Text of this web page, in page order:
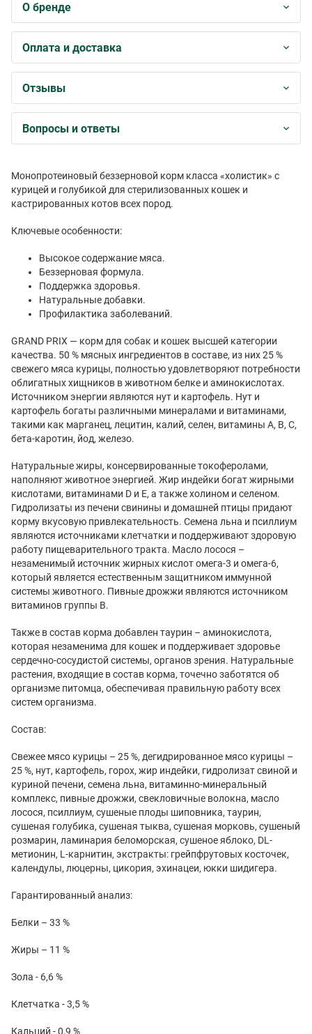
О бренде
Оплата и доставка
Отзывы
Вопросы и ответы
Монопротеиновый беззерновой корм класса «холистик» с
курицей и голубикой для стерилизованных кошек и
кастрированных котов всех пород.
Ключевые особенности:
Высокое содержание мяса.
Беззерновая формула.
Поддержка здоровья.
Натуральные добавки.
Профилактика заболеваний.
GRAND PRIX — корм для собак и кошек высшей категории
качества. 50 % мясных ингредиентов в составе, из них 25 %
свежего мяса курицы, полностью удовлетворяют потребности
облигатных хищников в животном белке и аминокислотах.
Источником энергии являются нут и картофель. Нут и
картофель богаты различными минералами и витаминами,
такими как марганец, лецитин, калий, селен, витамины А, В, С,
бета-каротин, йод, железо.
Натуральные жиры, консервированные токоферолами,
наполняют животное энергией. Жир индейки богат жирными
кислотами, витаминами D и Е, а также холином и селеном.
Гидролизаты из печени свинины и домашней птицы придают
корму вкусовую привлекательность. Семена льна и псиллиум
являются источниками клетчатки и поддерживают здоровую
работу пищеварительного тракта. Масло лосося –
незаменимый источник жирных кислот омега-3 и омега-6,
который является естественным защитником иммунной
системы животного. Пивные дрожжи являются источником
витаминов группы В.
Также в состав корма добавлен таурин – аминокислота,
которая незаменима для кошек и поддерживает здоровье
сердечно-сосудистой системы, органов зрения. Натуральные
растения, входящие в состав корма, точечно заботятся об
организме питомца, обеспечивая правильную работу всех
систем организма.
Состав:
Свежее мясо курицы – 25 %, дегидрированное мясо курицы –
25 %, нут, картофель, горох, жир индейки, гидролизат свиной и
куриной печени, семена льна, витаминно-минеральный
комплекс, пивные дрожжи, свекловичные волокна, масло
лосося, псиллиум, сушеные плоды шиповника, таурин,
сушеная голубика, сушеная тыква, сушеная морковь, сушеный
розмарин, ламинария беломорская, сушеное яблоко, DL-
метионин, L-карнитин, экстракты: грейпфрутовых косточек,
календулы, люцерны, цикория, эхинацеи, юкки шидигера.
Гарантированный анализ:
Белки – 33 %
Жиры – 11 %
Зола - 6,6 %
Клетчатка - 3,5 %
Кальций - 0,9 %